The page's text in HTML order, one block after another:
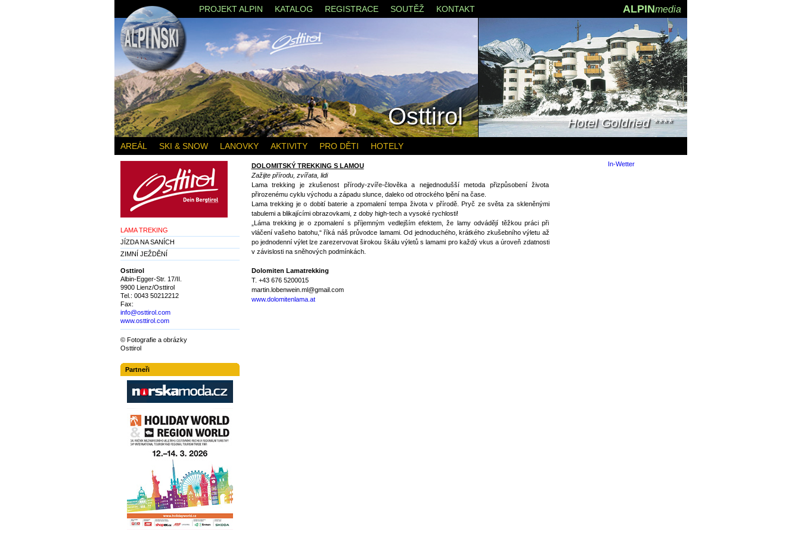
DOLOMITSKÝ TREKKING S LAMOU
Zažijte přírodu, zvířata, lidi
Lama trekking je zkušenost přírody-zvíře-člověka a nejjednodušší metoda přizpůsobení života
přirozenému cyklu východu a západu slunce, daleko od otrockého lpění na čase.
Lama trekking je o dobití baterie a zpomalení tempa života v přírodě. Pryč ze světa za skleněnými
tabulemi a blikajícími obrazovkami, z doby high-tech a vysoké rychlosti!
„Láma trekking je o zpomalení s příjemným vedlejším efektem, že lamy odvádějí těžkou práci při
vláčení vašeho batohu,“ říká náš průvodce lamami. Od jednoduchého, krátkého zkušebního výletu až
po jednodenní výlet lze zarezervovat širokou škálu výletů s lamami pro každý vkus a úroveň zdatnosti
v závislosti na sněhových podmínkách.
Dolomiten Lamatrekking
T. +43 676 5200015
martin.lobenwein.ml@gmail.com
www.dolomitenlama.at
LAMA TREKING
JÍZDA NA SANÍCH
ZIMNÍ JEŽDĚNÍ
Osttirol
Albin-Egger-Str. 17/II.
9900 Lienz/Osttirol
Tel.: 0043 50212212
Fax:
info@osttirol.com
www.osttirol.com
© Fotografie a obrázky
Osttirol
Partneři
In-Wetter
ALPINmedia
PROJEKT ALPIN KATALOG REGISTRACE SOUTĚŽ KONTAKT
AREÁL SKI & SNOW LANOVKY AKTIVITY PRO DĚTI HOTELY
Hotel Goldried ****
Hotel Pfleger ****
Osttirol